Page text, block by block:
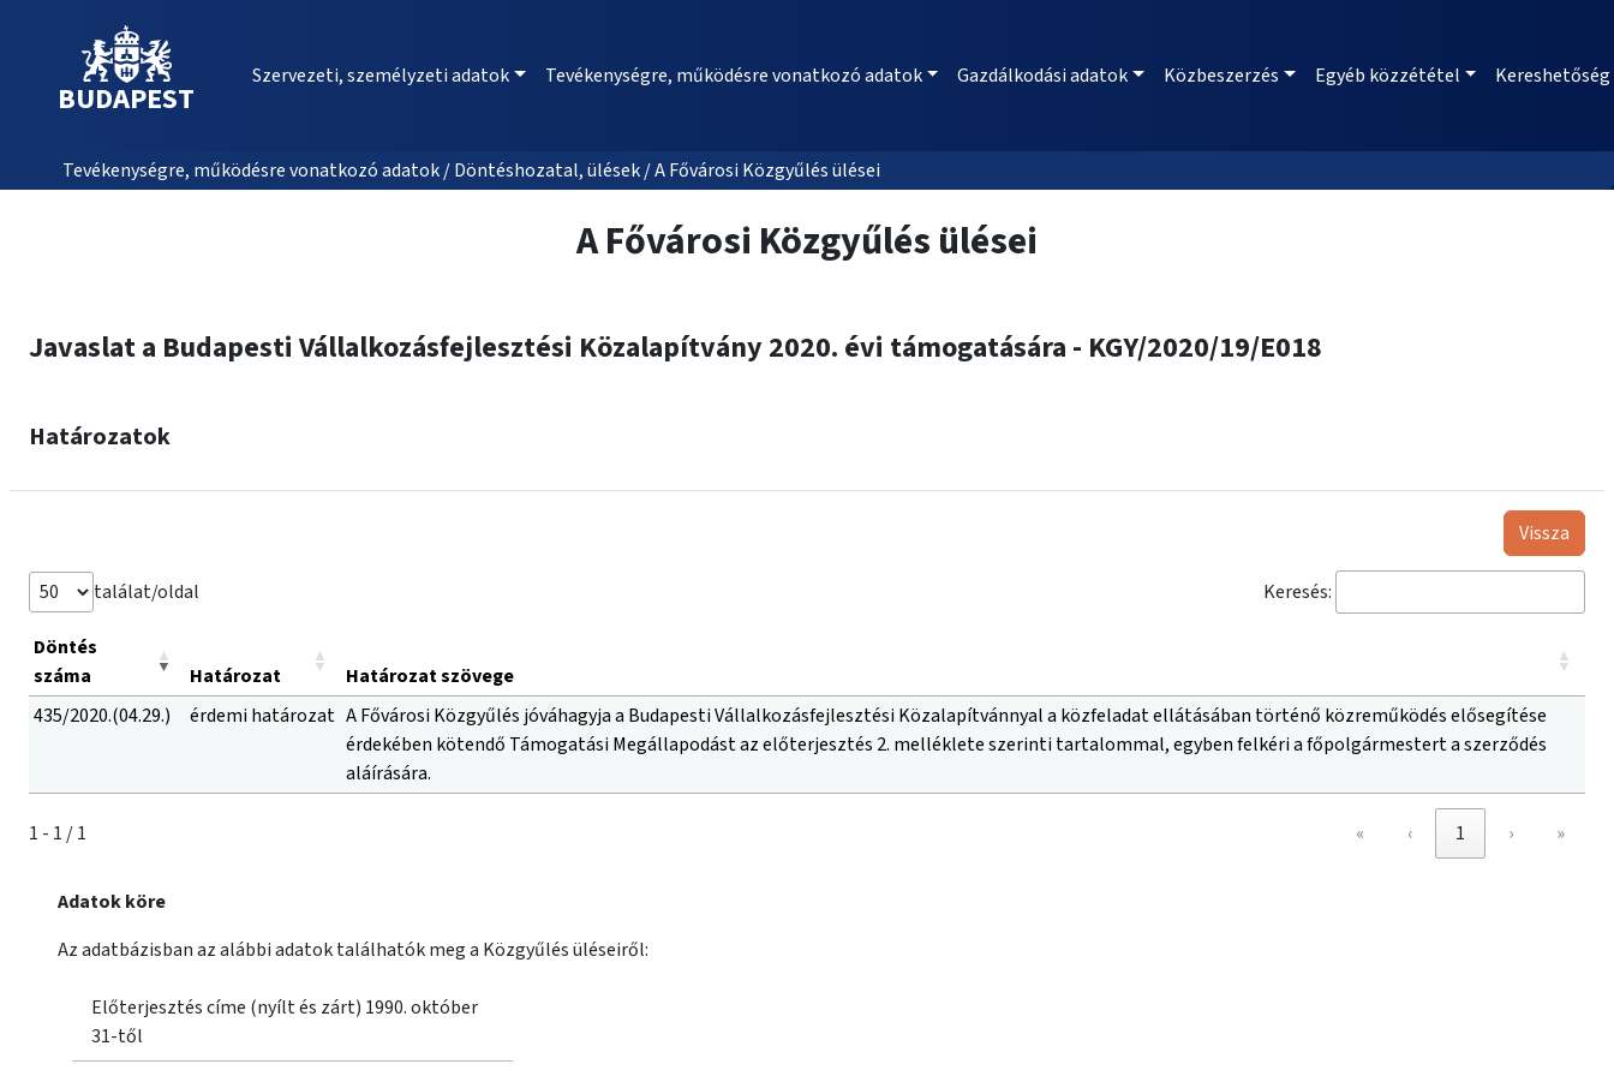
BUDAPEST
Szervezeti, személyzeti adatok Tevékenységre, működésre vonatkozó adatok Gazdálkodási adatok Közbeszerzés Egyéb közzététel Kereshetőség
Tevékenységre, működésre vonatkozó adatok / Döntéshozatal, ülések / A Fővárosi Közgyűlés ülései
A Fővárosi Közgyűlés ülései
Javaslat a Budapesti Vállalkozásfejlesztési Közalapítvány 2020. évi támogatására - KGY/2020/19/E018
Határozatok
Vissza
találat/oldal Keresés:
Döntés
száma
Határozat
Határozat szövege
435/2020.(04.29.)
érdemi határozat A Fővárosi Közgyűlés jóváhagyja a Budapesti Vállalkozásfejlesztési Közalapítvánnyal a közfeladat ellátásában történő közreműködés elősegítése
érdekében kötendő Támogatási Megállapodást az előterjesztés 2. melléklete szerinti tartalommal, egyben felkéri a főpolgármestert a szerződés
aláírására.
1 - 1 / 1 « ‹ 1 › »
Adatok köre
Az adatbázisban az alábbi adatok találhatók meg a Közgyűlés üléseiről:
Előterjesztés címe (nyílt és zárt) 1990. október
31-től